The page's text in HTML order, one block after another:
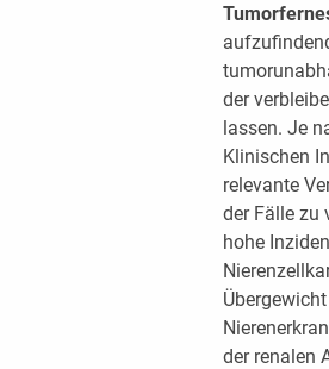
der
lassen. Je
Klinischen
relevante
der Fälle zu
hohe
der renalen